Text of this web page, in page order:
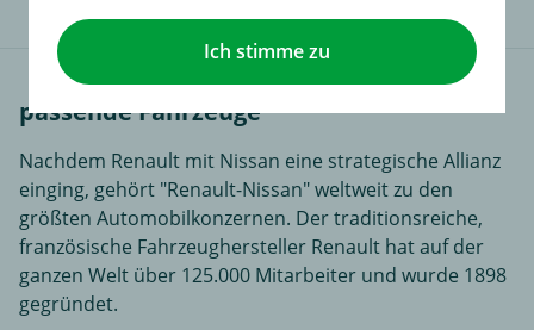
passende Fahrzeuge
Nachdem Renault mit Nissan eine strategische Allianz
einging, gehört "Renault-Nissan" weltweit zu den
größten Automobilkonzernen. Der traditionsreiche,
französische Fahrzeughersteller Renault hat auf der
ganzen Welt über 125.000 Mitarbeiter und wurde 1898
gegründet.
Ich stimme zu